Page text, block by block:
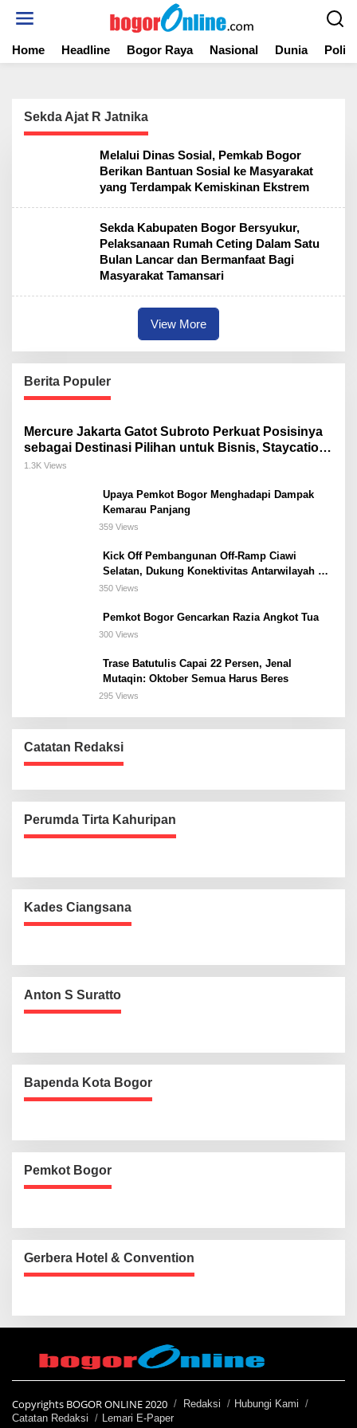
t
Home Headline Bogor Raya Nasional Dunia
Sekda Ajat R Jatnika
Melalui Dinas Sosial, Pemkab Bogor
Berikan Bantuan Sosial ke Masyarakat
yang Terdampak Kemiskinan Ekstrem
Sekda Kabupaten Bogor Bersyukur,
Pelaksanaan Rumah Ceting Dalam Satu
Bulan Lancar dan Bermanfaat Bagi
Masyarakat Tamansari
View More
Berita Populer
Mercure Jakarta Gatot Subroto Perkuat Posisinya
sebagai Destinasi Pilihan untuk Bisnis, Staycation,
Meeting, dan Kuliner di Jakarta Selatan
1.3K Views
Upaya Pemkot Bogor Menghadapi Dampak
Kemarau Panjang
359 Views
Kick Off Pembangunan Off-Ramp Ciawi
Selatan, Dukung Konektivitas Antarwilayah di
Bogor Selatan
350 Views
Pemkot Bogor Gencarkan Razia Angkot Tua
300 Views
Trase Batutulis Capai 22 Persen, Jenal
Mutaqin: Oktober Semua Harus Beres
295 Views
Catatan Redaksi
Perumda Tirta Kahuripan
Kades Ciangsana
Anton S Suratto
Bapenda Kota Bogor
Pemkot Bogor
Gerbera Hotel & Convention
Copyrights BOGOR ONLINE 2020 Redaksi
Hubungi Kami
Catatan Redaksi
Lemari E-Paper